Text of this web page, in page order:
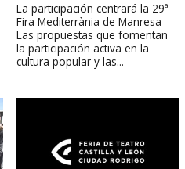
La participación centrará la 29ª
Fira Mediterrània de Manresa
Las propuestas que fomentan
la participación activa en la
cultura popular y las...